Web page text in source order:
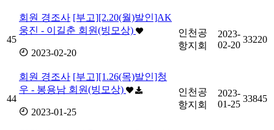
45
회원 경조사 [부고][2.20(월)발인]AK
웅진 - 이길춘 회원(빙모상)
2023-02-20
인천공
항지회
2023-
02-20
33220
44
회원 경조사 [부고][1.26(목)발인]청
우 - 봉용남 회원(빙모상)
2023-01-25
인천공
항지회
2023-
01-25
33845